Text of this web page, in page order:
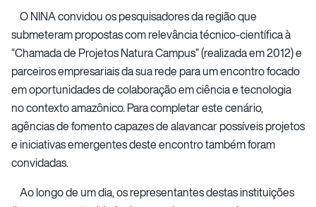
O NINA convidou os pesquisadores da região que
submeteram propostas com relevância técnico-científica à
“Chamada de Projetos Natura Campus” (realizada em 2012) e
parceiros empresariais da sua rede para um encontro focado
em oportunidades de colaboração em ciência e tecnologia
no contexto amazônico. Para completar este cenário,
agências de fomento capazes de alavancar possíveis projetos
e iniciativas emergentes deste encontro também foram
convidadas.
Ao longo de um dia, os representantes destas instituições